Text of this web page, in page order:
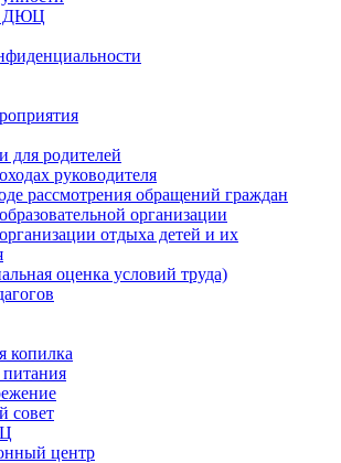
ДЮЦ
для родителей
руководителя
рассмотрения обращений граждан
организации
отдыха детей и их
оценка условий труда)
копилка
совет
центр